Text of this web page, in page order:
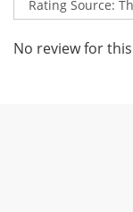
No review for